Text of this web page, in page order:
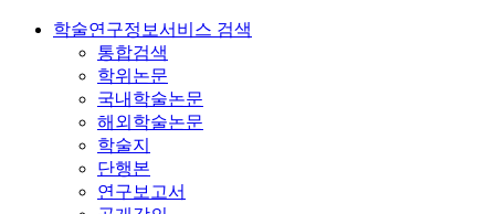
학술연구정보서비스 검색
통합검색
학위논문
국내학술논문
해외학술논문
학술지
단행본
연구보고서